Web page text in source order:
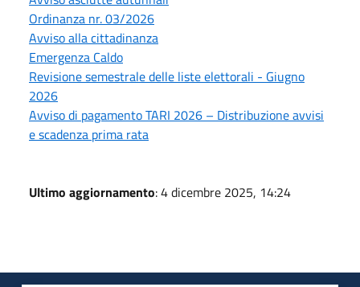
Ordinanza nr. 03/2026
Avviso alla cittadinanza
Emergenza Caldo
Revisione semestrale delle liste elettorali - Giugno
2026
Avviso di pagamento TARI 2026 – Distribuzione avvisi
e scadenza prima rata
Ultimo aggiornamento: 4 dicembre 2025, 14:24